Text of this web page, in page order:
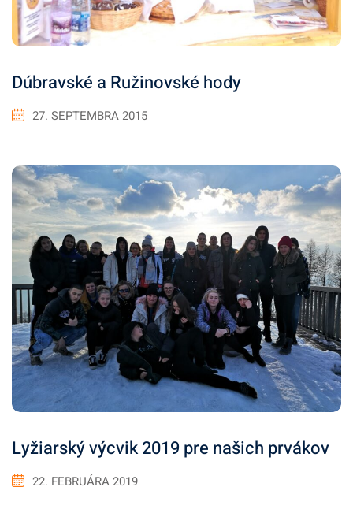
Dúbravské a Ružinovské hody
27. SEPTEMBRA 2015
Lyžiarský výcvik 2019 pre našich prvákov
22. FEBRUÁRA 2019